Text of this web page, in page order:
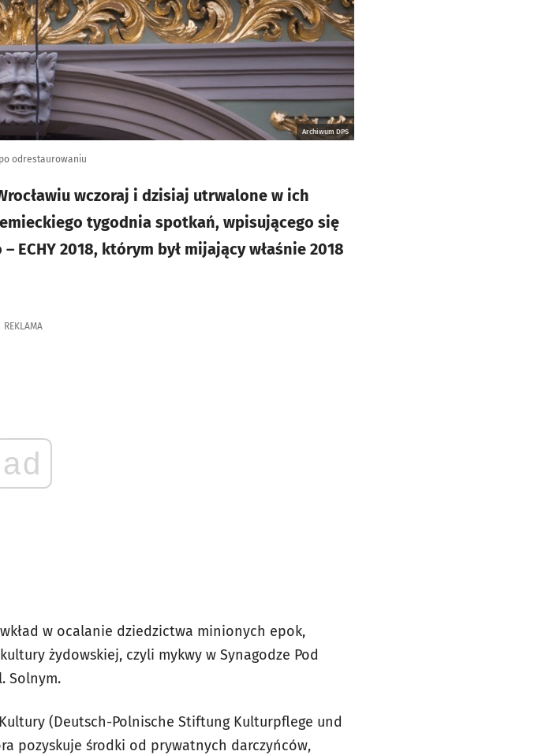
Archiwum DPS
odrestaurowaniu
wczoraj i dzisiaj utrwalone w ich
tygodnia spotkań, wpisującego się
ECHY 2018, którym był mijający właśnie 2018
REKLAMA
ad
w ocalanie dziedzictwa minionych epok,
żydowskiej, czyli mykwy w Synagodze Pod
Solnym.
(Deutsch-Polnische Stiftung Kulturpflege und
pozyskuje środki od prywatnych darczyńców,